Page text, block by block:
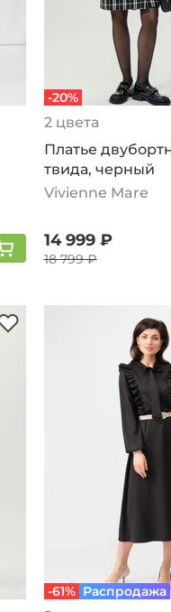
-20%
2 цвета
Платье
твида, черный
Vivienne Mare
14 999 ₽
18 799 ₽
-61% Распродажа